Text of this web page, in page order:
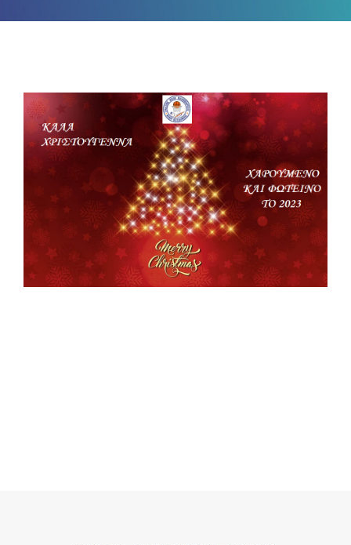
ΧΡΗΣΙΜΑ ΑΡΧΕΙΑ